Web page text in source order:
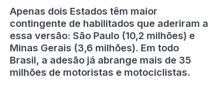
Apenas dois Estados têm maior
contingente de habilitados que aderiram a
essa versão: São Paulo (10,2 milhões) e
Minas Gerais (3,6 milhões). Em todo
Brasil, a adesão já abrange mais de 35
milhões de motoristas e motociclistas.